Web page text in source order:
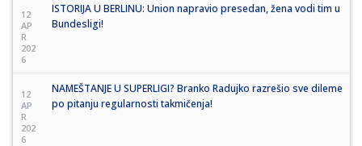
12
AP
R
202
6
ISTORIJA U BERLINU: Union napravio presedan, žena vodi tim u
Bundesligi!
12
AP
R
202
6
NAMEŠTANJE U SUPERLIGI? Branko Radujko razrešio sve dileme
po pitanju regularnosti takmičenja!